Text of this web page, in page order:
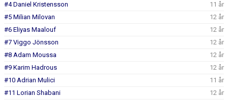
P2014 SPONSORER
#4 Daniel Kristensson
11 år
#5 Milian Milovan
12 år
#6 Eliyas Maalouf
12 år
#7 Viggo Jönsson
12 år
#8 Adam Moussa
12 år
#9 Karim Hadrous
12 år
#10 Adrian Mulici
11 år
#11 Lorian Shabani
12 år